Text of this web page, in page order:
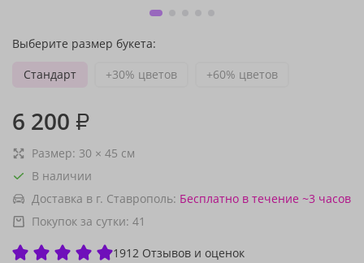
Выберите размер букета:
Стандарт
+30% цветов +60% цветов
6 200 ₽
Размер: 30 × 45 см
В наличии
Доставка в г. Ставрополь: Бесплатно в течение ~3 часов
Покупок за сутки: 41
1912 Отзывов и оценок